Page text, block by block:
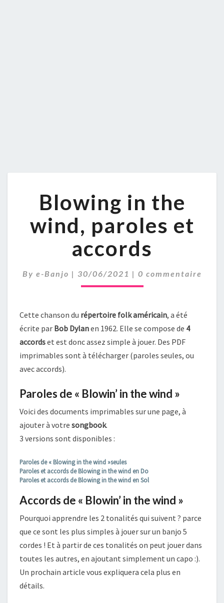
IN
THE
PAROLES
ACCORDS
Blowing in the
wind, paroles et
accords
By e-Banjo | 30/06/2021 | Comments
0 commentaire
Cette chanson du répertoire folk américain, a été
écrite par Bob Dylanen 1962. Elle se compose de 4
accordset est donc assez simple à jouer. Des PDF
imprimables sont à télécharger (paroles seules, ou
avec accords).
Paroles de « Blowin’ in the wind »
Voici des documents imprimables sur une page, à
ajouter à votre songbook.
3 versions sont disponibles :
Paroles de « Blowing in the wind »seules
Paroles et accords de Blowing in the wind en Do
Paroles et accords de Blowing in the wind en Sol
Accords de « Blowin’ in the wind »
Pourquoi apprendre les 2 tonalités qui suivent ? parce
que ce sont les plus simples à jouer sur un banjo 5
cordes ! Et à partir de ces tonalités on peut jouer dans
toutes les autres, en ajoutant simplement un capo :).
Un prochain article vous expliquera cela plus en
détails.